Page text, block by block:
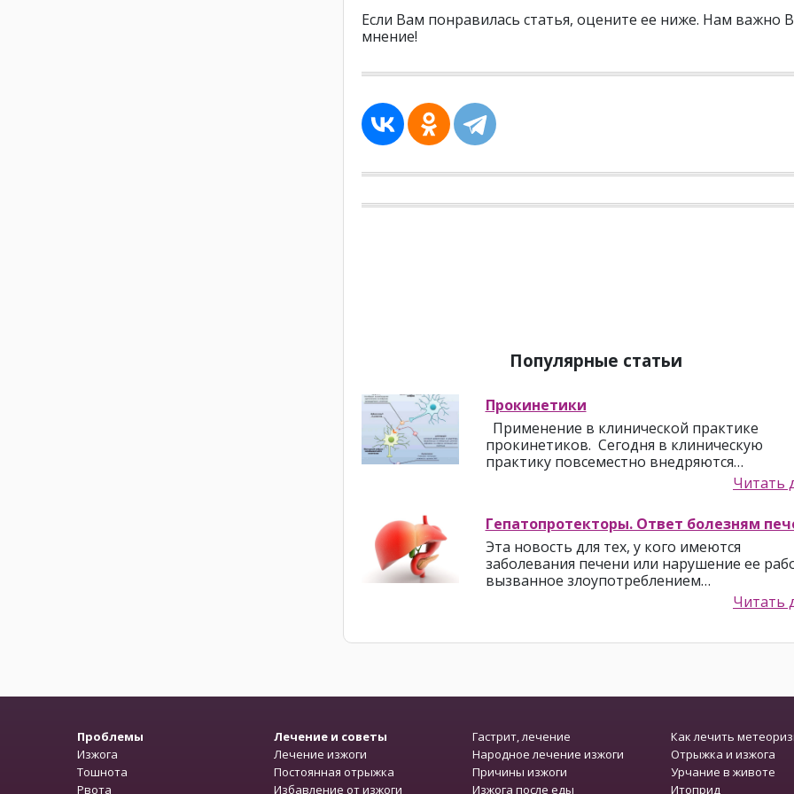
Если Вам понравилась статья, оцените ее ниже. Нам важно
мнение!
Популярные статьи
Прокинетики
Применение в клинической практике
прокинетиков. Сегодня в клиническую
практику повсеместно внедряются…
Читать
Гепатопротекторы. Ответ болезням
Эта новость для тех, у кого имеются
заболевания печени или нарушение ее
вызванное злоупотреблением…
Читать
Проблемы
Изжога
Тошнота
Рвота
Лечение и советы Гастрит, лечение
Как лечить
Лечение изжоги
Народное лечение изжоги
Отрыжка и изжога
Постоянная отрыжка
Причины изжоги
Урчание в животе
Избавление от изжоги
Изжога после еды Итоприд